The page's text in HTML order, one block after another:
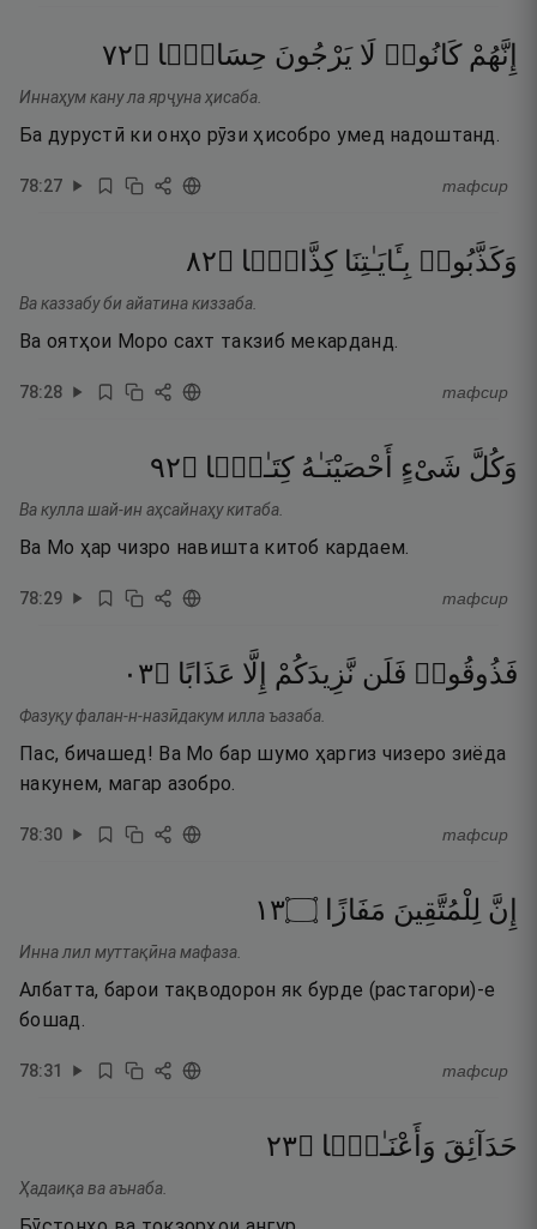
إِنَّهُمْ كَانُوا۟ لَا يَرْجُونَ حِسَابًۭا ۝٢٧
Иннаҳум кану ла ярҷуна ҳисаба.
Ба дурустӣ ки онҳо рӯзи ҳисобро умед надоштанд.
78:27 тафсир
وَكَذَّبُوا۟ بِـَٔايَـٰتِنَا كِذَّابًۭا ۝٢٨
Ва каззабу би айатина киззаба.
Ва оятҳои Моро сахт такзиб мекарданд.
78:28 тафсир
وَكُلَّ شَىْءٍ أَحْصَيْنَـٰهُ كِتَـٰبًۭا ۝٢٩
Ва кулла шай-ин аҳсайнаҳу китаба.
Ва Мо ҳар чизро навишта китоб кардаем.
78:29 тафсир
فَذُوقُوا۟ فَلَن نَّزِيدَكُمْ إِلَّا عَذَابًا ۝٣٠
Фазуқу фалан-н-назӣдакум илла ъазаба.
Пас, бичашед! Ва Мо бар шумо ҳаргиз чизеро зиёда
накунем, магар азобро.
78:30 тафсир
إِنَّ لِلْمُتَّقِينَ مَفَازًا ۝٣١
Инна лил муттақӣна мафаза.
Албатта, барои тақводорон як бурде (растагори)-е
бошад.
78:31 тафсир
حَدَآئِقَ وَأَعْنَـٰبًۭا ۝٣٢
Ҳадаиқа ва аънаба.